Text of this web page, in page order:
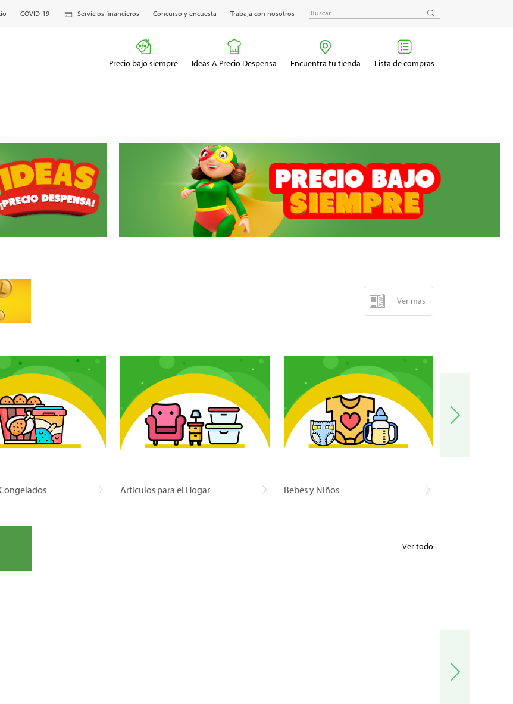
COVID-19 Servicios financieros Concurso y encuesta Trabaja con nosotros
Precio bajo siempre Ideas A Precio Despensa Encuentra tu tienda Lista de compras
Ver más
Artículos para el Hogar Bebés y Niños
Ver todo